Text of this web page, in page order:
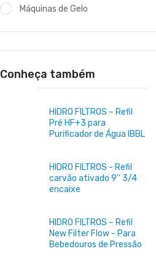
Máquinas de Gelo
Conheça também
HIDRO FILTROS – Refil
Pré HF+3 para
Purificador de Água IBBL
HIDRO FILTROS - Refil
carvão ativado 9'' 3/4
encaixe
HIDRO FILTROS – Refil
New Filter Flow - Para
Bebedouros de Pressão